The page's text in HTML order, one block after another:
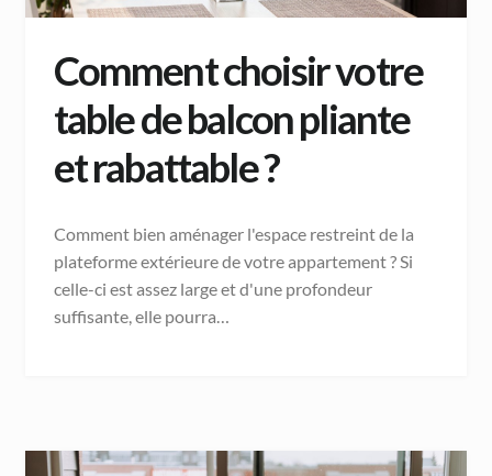
Comment choisir votre
table de balcon pliante
et rabattable ?
Comment bien aménager l'espace restreint de la
plateforme extérieure de votre appartement ? Si
celle-ci est assez large et d'une profondeur
suffisante, elle pourra…